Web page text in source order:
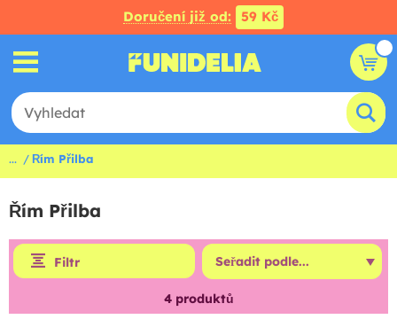
Doručení již od: 59 Kč
... Řím Přilba
Řím Přilba
Filtr
4produktů